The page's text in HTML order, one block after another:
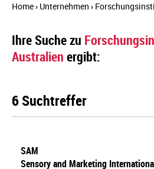
Home› Unternehmen ›
Ihre Suche zu
Australien ergibt:
6 Suchtreffer
SAM
Sensory and Marketing